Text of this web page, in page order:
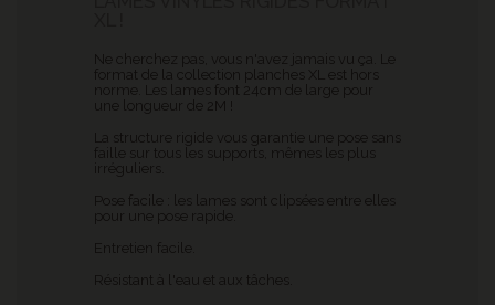
Ne cherchez pas, vous n'avez jamais vu ça. Le
format de la collection planches XL est hors
norme. Les lames font 24cm de large pour
une longueur de 2M !
La structure rigide vous garantie une pose sans
faille sur tous les supports, mêmes les plus
Pose facile : les lames sont clipsées entre elles
Entretien facile.
Résistant à l'eau et aux tâches.